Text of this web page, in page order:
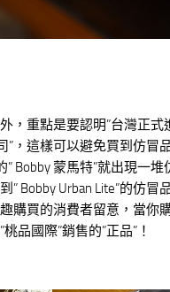
，重點是要認明”台灣正式
”，這樣可以避免買到仿冒
Bobby 蒙馬特”就出現一堆
” Bobby Urban Lite”的仿冒
購買的消費者留意，當你
品國際”銷售的”正品”！